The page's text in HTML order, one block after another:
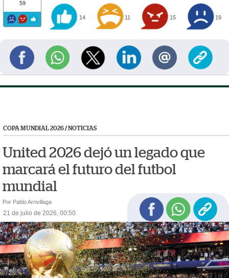
59
14 11 15 19
COPA MUNDIAL 2026/ NOTICIAS
United 2026 dejó un legado que
marcará el futuro del futbol
mundial
Por Pablo Arrivillaga
21 de julio de 2026, 00:50